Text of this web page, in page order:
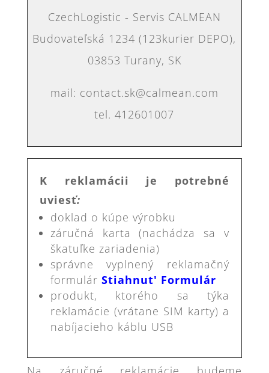
CzechLogistic - Servis CALMEAN
Budovateľská 1234 (123kurier DEPO),
03853 Turany, SK
mail: contact.sk@calmean.com
tel. 412601007
K reklamácii je potrebné
uviesť:
doklad o kúpe výrobku
záručná karta (nachádza sa v
škatuľke zariadenia)
správne vyplnený reklamačný
formulár Stiahnut' Formulár
produkt, ktorého sa týka
reklamácie (vrátane SIM karty) a
nabíjacieho káblu USB